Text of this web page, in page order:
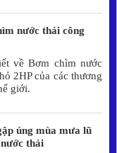
nước thải công
về Bơm chìm nước
2HP của các thương
giới.
úng mùa mưa lũ
thải